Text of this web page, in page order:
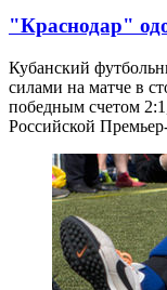
"Краснодар"
Кубанский
силами на матче в
победным счетом
Российской